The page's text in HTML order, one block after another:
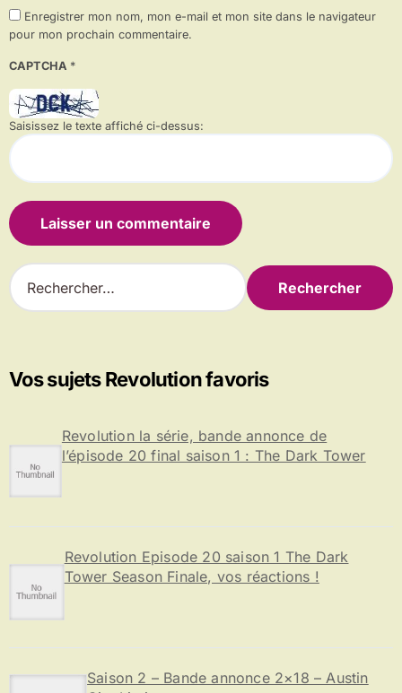
Enregistrer mon nom, mon e-mail et mon site dans le navigateur
pour mon prochain commentaire.
CAPTCHA *
Saisissez le texte affiché ci-dessus:
R
e
r
c
r
Vos sujets Revolution favoris
Revolution la série, bande annonce de
l’épisode 20 final saison 1 : The Dark Tower
Revolution Episode 20 saison 1 The Dark
Tower Season Finale, vos réactions !
Saison 2 – Bande annonce 2×18 – Austin